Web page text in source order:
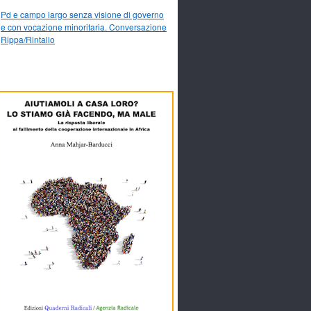
Pd e campo largo senza visione di governo
e con vocazione minoritaria. Conversazione
Rippa/Rintallo